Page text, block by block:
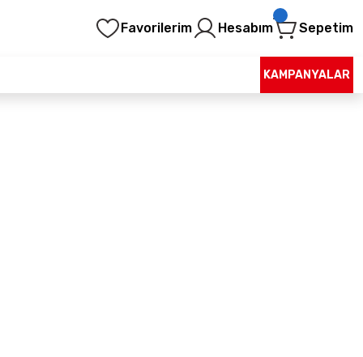
Favorilerim Hesabım Sepetim
KAMPANYALAR